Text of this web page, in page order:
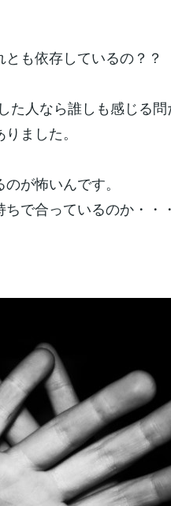
も依存しているの？？
人なら誰しも感じる問
ました。
が怖いんです。
で合っているのか・・・